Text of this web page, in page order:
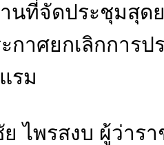
นที่จัดประชุมสุด
กาศยกเลิกการ
รม
ไพรสงบ ผู้ว่าร